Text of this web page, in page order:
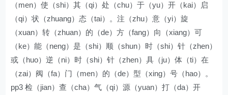
（men）使（shi）其（qi）处（chu）于（yu）开（kai）启
（qi）状（zhuang）态（tai）。注（zhu）意（yi）旋
（xuan）转（zhuan）的（de）方（fang）向（xiang）可
（ke）能（neng）是（shi）顺（shun）时（shi）针（zhen）
或（huo）逆（ni）时（shi）针（zhen）具（ju）体（ti）在
（zai）阀（fa）门（men）的（de）型（xing）号（hao）。
pp3 检（jian）查（cha）气（qi）源（yuan）打（da）开